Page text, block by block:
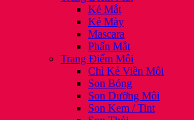
Kẻ Mắt
Kẻ Mày
Mascara
Phấn Mắt
Trang Điểm Môi
Chì Kẻ Viền Môi
Son Bóng
Son Dưỡng Môi
Son Kem / Tint